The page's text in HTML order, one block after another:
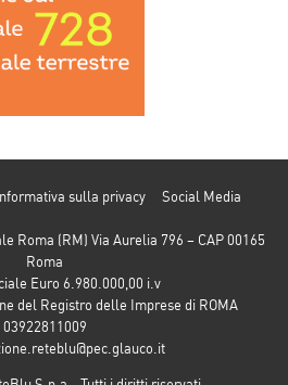
sulla privacy
Social Media
Roma (RM) Via Aurelia 796 – CAP 00165
Roma
Euro 6.980.000,00 i.v
del Registro delle Imprese di ROMA
03922811009